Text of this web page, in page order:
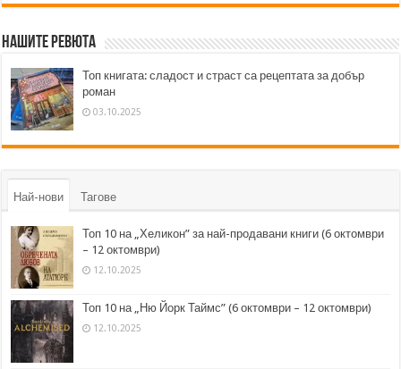
Нашите ревюта
Топ книгата: сладост и страст са рецептата за добър
роман
03.10.2025
Най-нови Тагове
Топ 10 на „Хеликон” за най-продавани книги (6 октомври
– 12 октомври)
12.10.2025
Топ 10 на „Ню Йорк Таймс” (6 октомври – 12 октомври)
12.10.2025